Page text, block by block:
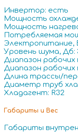
Инвертор: есть
Мощность
Мощность
Потребляемая
Электропитание,
Уровень шума, Дб:
Диапазон рабочих
Диапазон рабочих
Длина трассы/
Диаметр труб
Хладагент: R32
Габариты и Вес
Габариты